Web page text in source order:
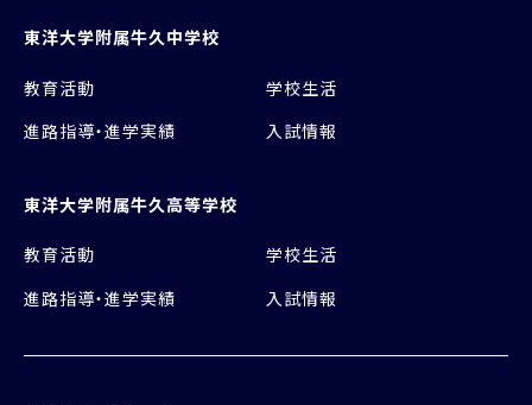
東洋大学附属牛久中学校
教育活動
学校生活
進路指導・進学実績
入試情報
東洋大学附属牛久高等学校
教育活動
学校生活
進路指導・進学実績
入試情報